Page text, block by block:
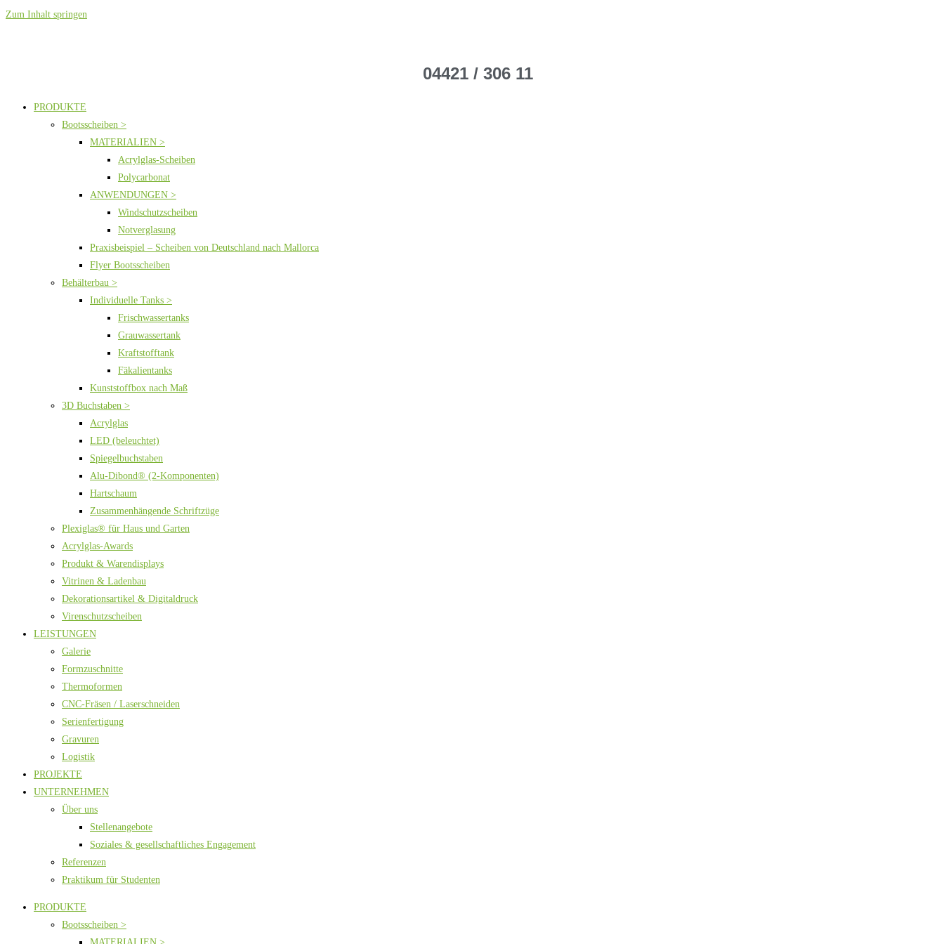
Zum Inhalt springen
04421 / 306 11
PRODUKTE
Bootsscheiben >
MATERIALIEN >
Acrylglas-Scheiben
Polycarbonat
ANWENDUNGEN >
Windschutzscheiben
Notverglasung
Praxisbeispiel – Scheiben von Deutschland nach Mallorca
Flyer Bootsscheiben
Behälterbau >
Individuelle Tanks >
Frischwassertanks
Grauwassertank
Kraftstofftank
Fäkalientanks
Kunststoffbox nach Maß
3D Buchstaben >
Acrylglas
LED (beleuchtet)
Spiegelbuchstaben
Alu-Dibond® (2-Komponenten)
Hartschaum
Zusammenhängende Schriftzüge
Plexiglas® für Haus und Garten
Acrylglas-Awards
Produkt & Warendisplays
Vitrinen & Ladenbau
Dekorationsartikel & Digitaldruck
Virenschutzscheiben
LEISTUNGEN
Galerie
Formzuschnitte
Thermoformen
CNC-Fräsen / Laserschneiden
Serienfertigung
Gravuren
Logistik
PROJEKTE
UNTERNEHMEN
Über uns
Stellenangebote
Soziales & gesellschaftliches Engagement
Referenzen
Praktikum für Studenten
PRODUKTE
Bootsscheiben >